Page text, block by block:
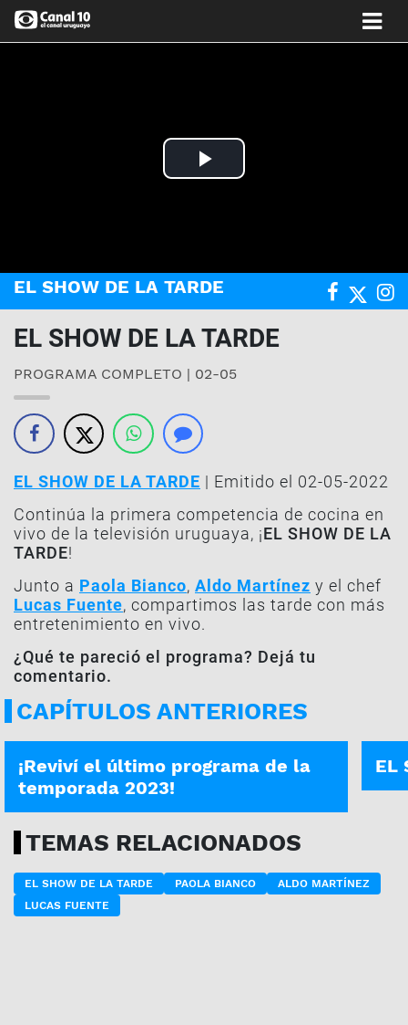
Play
EL SHOW DE LA TARDE
EL SHOW DE LA TARDE
PROGRAMA COMPLETO | 02-05
EL SHOW DE LA TARDE | Emitido el 02-05-2022
Continúa la primera competencia de cocina en
vivo de la televisión uruguaya, ¡EL SHOW DE LA
TARDE!
Junto a Paola Bianco, Aldo Martínez y el chef
Lucas Fuente, compartimos las tarde con más
entretenimiento en vivo.
¿Qué te pareció el programa? Dejá tu
comentario.
CAPÍTULOS ANTERIORES
EL SHOW DE LA TARDE | 29-09-2023
¡Reviví el último programa de la
temporada 2023!
EL
TEMAS RELACIONADOS
EL SHOW DE LA TARDE PAOLA BIANCO
ALDO MARTÍNEZ
LUCAS FUENTE